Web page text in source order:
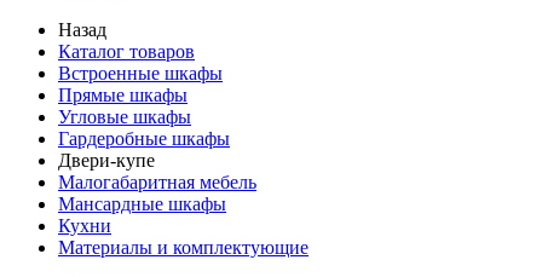
Назад
Каталог товаров
Встроенные шкафы
Прямые шкафы
Угловые шкафы
Гардеробные шкафы
Двери-купе
Малогабаритная мебель
Мансардные шкафы
Кухни
Материалы и комплектующие